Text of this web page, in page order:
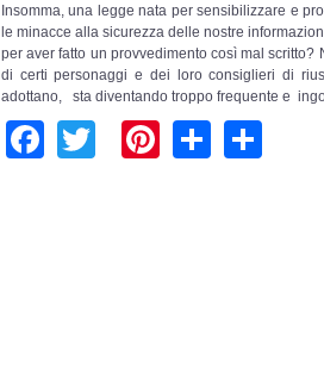
Insomma, una legge nata per sensibilizzare e
le minacce alla sicurezza delle nostre
per aver fatto un provvedimento così mal scritto?
di certi personaggi e dei loro consiglieri di
adottano, sta diventando troppo frequente e
Facebook
TwitterPinterest
Share